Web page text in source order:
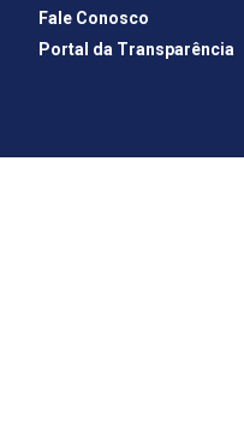
Fale Conosco
Portal da Transparência